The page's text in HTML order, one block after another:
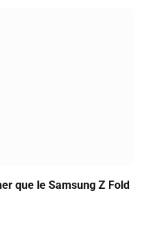
que le Samsung Z Fold